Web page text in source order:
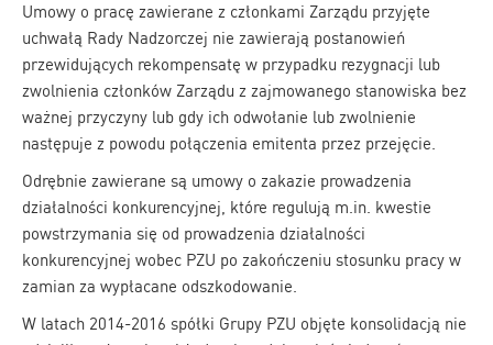
Umowy o pracę zawierane z członkami Zarządu przyjęte
uchwałą Rady Nadzorczej nie zawierają postanowień
przewidujących rekompensatę w przypadku rezygnacji lub
zwolnienia członków Zarządu z zajmowanego stanowiska bez
ważnej przyczyny lub gdy ich odwołanie lub zwolnienie
następuje z powodu połączenia emitenta przez przejęcie.
Odrębnie zawierane są umowy o zakazie prowadzenia
działalności konkurencyjnej, które regulują m.in. kwestie
powstrzymania się od prowadzenia działalności
konkurencyjnej wobec PZU po zakończeniu stosunku pracy w
zamian za wypłacane odszkodowanie.
W latach 2014-2016 spółki Grupy PZU objęte konsolidacją nie